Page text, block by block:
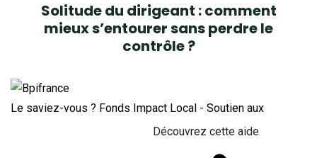
Solitude du dirigeant : comment
mieux s’entourer sans perdre le
contrôle ?
Le saviez-vous ? Fonds Impact Local - Soutien aux
Découvrez cette aide